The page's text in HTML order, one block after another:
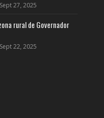
Sept 27, 2025
rural de Governador
Sept 22, 2025